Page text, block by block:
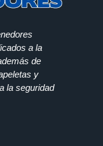
a la
de
y
la seguridad